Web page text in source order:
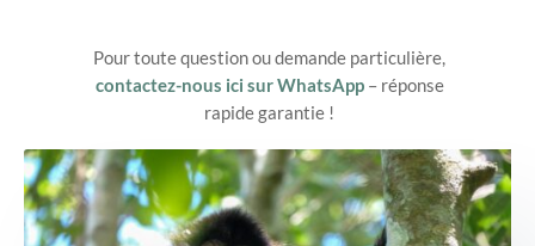
Pour toute question ou demande particulière,
contactez-nous ici sur WhatsApp– réponse
rapide garantie !